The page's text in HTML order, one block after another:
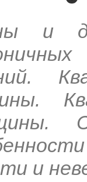
и
и